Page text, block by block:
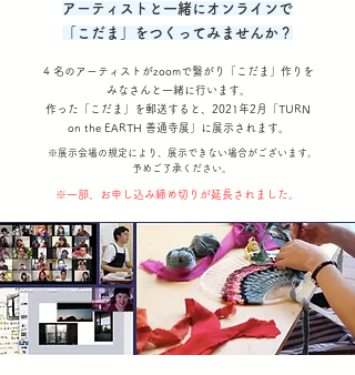
アーティストと一緒にオンラインで
「こだま」をつくってみませんか？
4 名のアーティストがzoomで繋がり「こだま」作りを
みなさんと一緒に行います。
作っ た 「こだま」を郵送すると、2021年2月「TURN
on the EARTH 善通寺展」に 展示されます。
※展示会場の規定により、展示できない場合がございます。
予めご了承ください。
​※一部、お申し込み締め切りが延長されました。